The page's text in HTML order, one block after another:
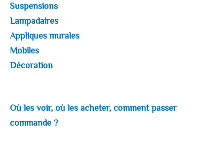
Suspensions
Lampadaires
Appliques murales
Mobiles
Décoration
Où les voir, où les acheter, comment passer
commande ?